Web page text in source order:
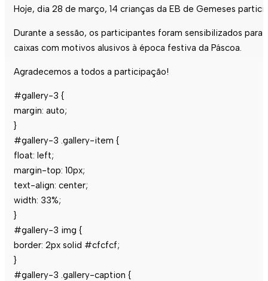
Hoje, dia 28 de março, 14 crianças da EB de Gemeses
Durante a sessão, os participantes foram sensibilizados para
caixas com motivos alusivos à época festiva da Páscoa.
Agradecemos a todos a participação!
#gallery-3 {
margin: auto;
}
#gallery-3 .gallery-item {
float: left;
margin-top: 10px;
text-align: center;
width: 33%;
}
#gallery-3 img {
border: 2px solid #cfcfcf;
}
#gallery-3 .gallery-caption {